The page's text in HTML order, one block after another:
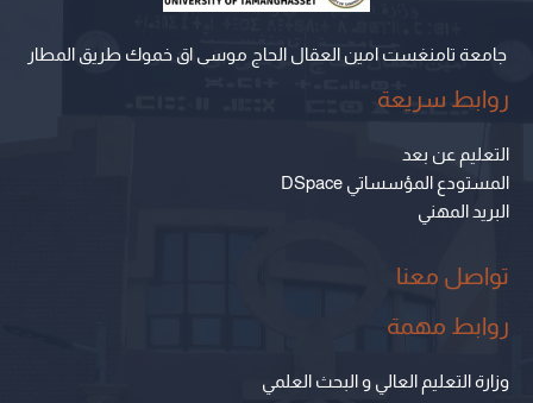
جامعة تامنغست امين العقال الحاج موسى اق خموك طريق المطار
روابط سريعة
التعليم عن بعد
المستودع المؤسساتي DSpace
البريد المهني
تواصل معنا
روابط مهمة
وزارة التعليم العالي و البحث العلمي